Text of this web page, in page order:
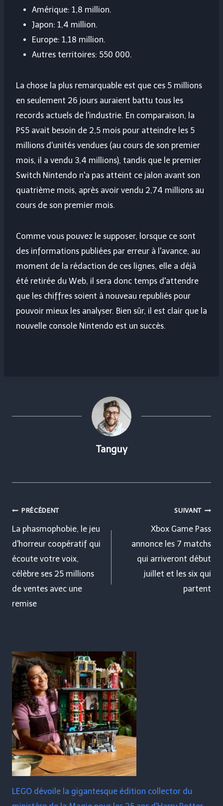
Amérique: 1,8 million.
Japon: 1,4 million.
Europe: 1,18 million.
Autres territoires: 550 000.
La chose la plus remarquable est que ces 5 millions
en seulement 26 jours auraient battu tous les
records actuels de l'industrie. En comparaison, la
PS5 avait besoin de 2,5 mois pour atteindre les 5
millions d'unités vendues (au cours de son premier
mois, il a vendu 3,4 millions), tandis que le premier
Switch Nintendo n'a pas atteint ce jalon avant son
quatrième mois, après avoir vendu 2,74 millions au
cours de son premier mois.
Comme vous pouvez le supposer, lorsque ce sont
des informations publiées par erreur à l'avance, au
moment de la rédaction de ces lignes, elle a déjà
été retirée du Web, il sera donc temps d'attendre
que les chiffres soient à nouveau republiés pour
pouvoir mieux les analyser. Bien sûr, il est clair que la
nouvelle console Nintendo est un succès.
Tanguy
Navigation
de
l’article
PRÉCÉDENT
La phasmophobie, le jeu
d'horreur coopératif qui
écoute votre voix,
célèbre ses 25 millions
de ventes avec une
remise
SUIVANT
Xbox Game Pass
annonce les 7 matchs
qui arriveront début
juillet et les six qui
partent
LEGO dévoile la gigantesque édition collector du